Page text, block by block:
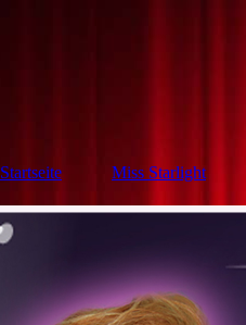
Startseite Miss Starlight